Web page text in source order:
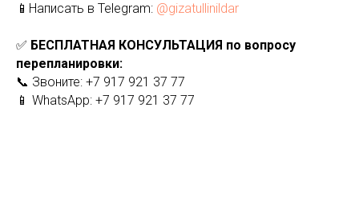
📱Написать в Telegram: @gizatullinildar
✅ БЕСПЛАТНАЯ КОНСУЛЬТАЦИЯ по вопросу
перепланировки:
📞 Звоните: +7 917 921 37 77
📱 WhatsApp: +7 917 921 37 77